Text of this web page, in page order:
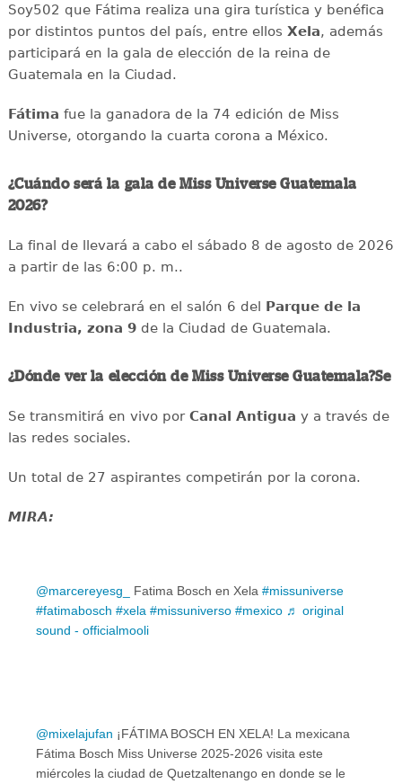
Soy502 que Fátima realiza una gira turística y benéfica
por distintos puntos del país, entre ellos Xela, además
participará en la gala de elección de la reina de
Guatemala en la Ciudad.
Fátima fue la ganadora de la 74 edición de Miss
Universe, otorgando la cuarta corona a México.
¿Cuándo será la gala de Miss Universe Guatemala
2026?
La final de llevará a cabo el sábado 8 de agosto de 2026
a partir de las 6:00 p. m..
En vivo se celebrará en el salón 6 del Parque de la
Industria, zona 9de la Ciudad de Guatemala.
¿Dónde ver la elección de Miss Universe Guatemala?Se
Se transmitirá en vivo porCanal Antigua y a través de
las redes sociales.
Un total de 27 aspirantes competirán por la corona.
MIRA:
@marcereyesg_ Fatima Bosch en Xela #missuniverse
#fatimabosch #xela #missuniverso #mexico ♬ original
sound - officialmooli
@mixelajufan ¡FÁTIMA BOSCH EN XELA! La mexicana
Fátima Bosch Miss Universe 2025-2026 visita este
miércoles la ciudad de Quetzaltenango en donde se le